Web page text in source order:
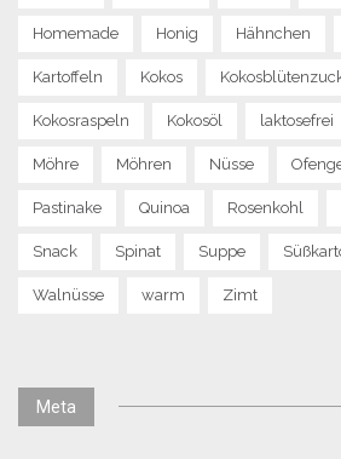
Homemade Honig Hähnchen
Kartoffeln Kokos
Kokosraspeln Kokosöl laktosefrei
Möhre Möhren Nüsse
Pastinake Quinoa Rosenkohl
Snack Spinat Suppe
Walnüsse warm Zimt
Meta